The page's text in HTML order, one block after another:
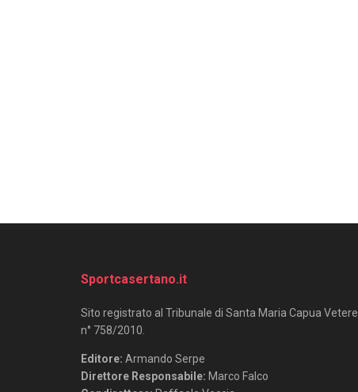
Sportcasertano.it
Sito registrato al Tribunale di Santa Maria Capua Vetere
n° 758/2010.
Editore: Armando Serpe
Direttore Responsabile: Marco Falco